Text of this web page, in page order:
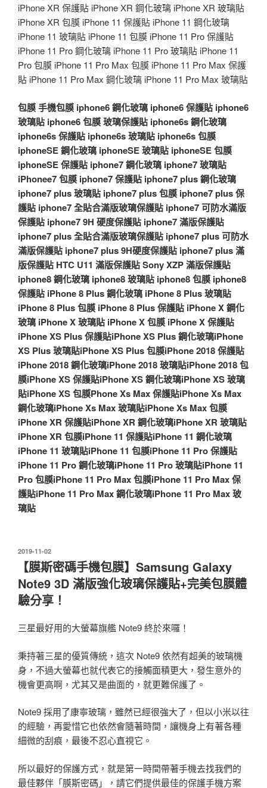
iPhone XR 保護貼 iPhone XR 鋼化玻璃 iPhone XR 玻璃貼
iPhone XR 包膜 iPhone 11 保護貼 iPhone 11 鋼化玻璃
iPhone 11 玻璃貼 iPhone 11 包膜 iPhone 11 Pro 保護貼
iPhone 11 Pro 鋼化玻璃 iPhone 11 Pro 玻璃貼 iPhone 11
Pro 包膜 iPhone 11 Pro Max 包膜 iPhone 11 Pro Max 保護
貼 iPhone 11 Pro Max 鋼化玻璃 iPhone 11 Pro Max 玻璃貼
包膜手機包膜 iphone6 鋼化玻璃 iphone6 保護貼 iphone6
玻璃貼 iphone6 包膜玻璃保護貼 iphone6s 鋼化玻璃
iphone6s 保護貼 iphone6s 玻璃貼 iphone6s 包膜
iphoneSE 鋼化玻璃 iphoneSE 玻璃貼 iphoneSE 包膜
iphoneSE 保護貼 iphone7 鋼化玻璃 iphone7 玻璃貼
iPhonee7 包膜 iphone7 保護貼 iphone7 plus 鋼化玻璃
iphone7 plus 玻璃貼 iphone7 plus 包膜 iphone7 plus 保
護貼 iphone7 全貼合滿版玻璃保護貼 iphone7 可防水滿版
保護貼 iphone7 9H 硬度保護貼 iphone7 滿版保護貼
iphone7 plus 全貼合滿版玻璃保護貼 iphone7 plus 可防水
滿版保護貼 iphone7 plus 9H硬度保護貼 iphone7 plus 滿
版保護貼 HTC U11 滿版保護貼Sony XZP 滿版保護貼
iphone8 鋼化玻璃 iphone8 玻璃貼 iphone8 包膜 iphone8
保護貼 iPhone 8 Plus 鋼化玻璃 iPhone 8 Plus 玻璃貼
iPhone 8 Plus 包膜 iPhone 8 Plus 保護貼 iPhone X 鋼化
玻璃 iPhone X 玻璃貼 iPhone X 包膜 iPhone X 保護貼
iPhone XS Plus 保護貼iPhone XS Plus 鋼化玻璃iPhone
XS Plus 玻璃貼iPhone XS Plus 包膜iPhone 2018 保護貼
iPhone 2018 鋼化玻璃iPhone 2018 玻璃貼iPhone 2018 包
膜iPhone XS 保護貼iPhone XS 鋼化玻璃iPhone XS 玻璃
貼iPhone XS 包膜Phone Xs Max 保護貼iPhone Xs Max
鋼化玻璃iPhone Xs Max 玻璃貼iPhone Xs Max 包膜
iPhone XR 保護貼iPhone XR 鋼化玻璃iPhone XR 玻璃貼
iPhone XR 包膜iPhone 11 保護貼iPhone 11 鋼化玻璃
iPhone 11 玻璃貼iPhone 11 包膜iPhone 11 Pro 保護貼
iPhone 11 Pro 鋼化玻璃iPhone 11 Pro 玻璃貼iPhone 11
Pro 包膜iPhone 11 Pro Max 包膜iPhone 11 Pro Max 保
護貼iPhone 11 Pro Max 鋼化玻璃iPhone 11 Pro Max 玻
璃貼
發
2019-11-02
【膜斯密碼手機包膜】Samsung Galaxy
Note9 3D 滿版強化玻璃保護貼+完美包膜體
驗分享！
三星最好用的大螢幕旗艦 Note9 終於來囉！
秉持著三星的優質傳統，這次 Note9 依然有超美的玻璃機
身，不過大螢幕也就代表它的接觸面積更大，發生意外的
機會更高啊，尤其又是曲面的，就更難保護了。
Note9 採用了康寧玻璃，雖然已經很強大了，但以小米以往
的經驗，再愛惜它也依然會隨著時間，讓機身上有著各種
細微的刮痕，最後不忍心直視它。
所以最好的保護方式，就是第一時間帶著手機去找我們的
最佳夥伴「膜斯密碼」，請它們提供最佳的保護手機方案